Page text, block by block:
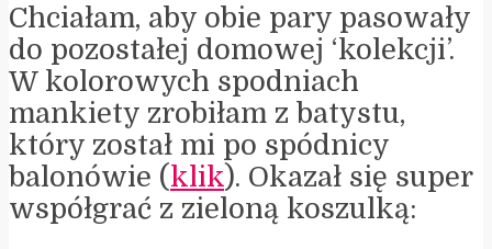
Chciałam, aby obie pary pasowały
do pozostałej domowej ‘kolekcji’.
W kolorowych spodniach
mankiety zrobiłam z batystu,
który został mi po spódnicy
balonówie (klik). Okazał się super
współgrać z zieloną koszulką: